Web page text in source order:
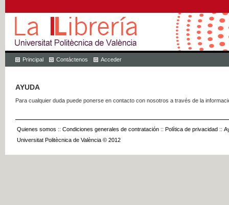
Principal Contáctenos Acceder
AYUDA
Para cualquier duda puede ponerse en contacto con nosotros a través de la
Quienes somos :: Condiciones generales de contratación :: Política de privacidad ::
Universitat Politècnica de València © 2012